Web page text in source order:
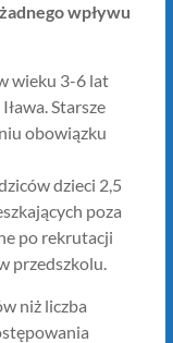
wpływu
wieku 3-6 lat
Starsze
obowiązku
dzieci 2,5
poza
po rekrutacji
przedszkolu.
niż liczba